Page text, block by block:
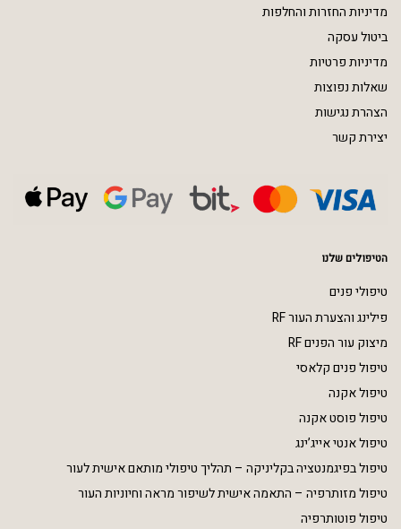
מדיניות החזרות והחלפות
ביטול עסקה
מדיניות פרטיות
שאלות נפוצות
הצהרת נגישות
יצירת קשר
הטיפולים שלנו
טיפולי פנים
פילינג והצערת העור RF
מיצוק עור הפנים RF
טיפול פנים קלאסי
טיפול אקנה
טיפול פוסט אקנה
טיפול אנטי אייג’ינג
טיפול בפיגמנטציה בקליניקה – תהליך טיפולי מותאם אישית לעור
טיפול מזותרפיה – התאמה אישית לשיפור מראה וחיוניות העור
טיפול פוטותרפיה